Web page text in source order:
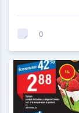
0